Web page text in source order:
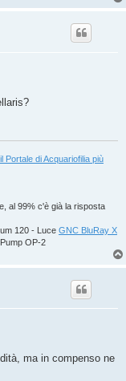
Portale di Acquariofilia più
al 99% c'è già la risposta
120 - Luce GNC BluRay X
OP-2
ma in compenso ne